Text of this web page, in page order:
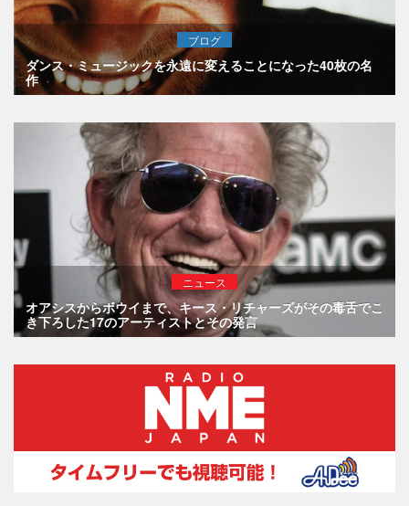
ブログ
ダンス・ミュージックを永遠に変えることになった40枚の名
作
ニュース
オアシスからボウイまで、キース・リチャーズがその毒舌でこ
き下ろした17のアーティストとその発言